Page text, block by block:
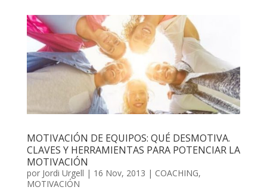
MOTIVACIÓN DE EQUIPOS: QUÉ DESMOTIVA.
CLAVES Y HERRAMIENTAS PARA POTENCIAR LA
MOTIVACIÓN
por Jordi Urgell | 16 Nov, 2013 | COACHING,
MOTIVACIÓN